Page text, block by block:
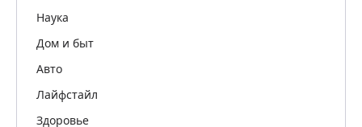
Наука
Дом и быт
Авто
Лайфстайл
Здоровье